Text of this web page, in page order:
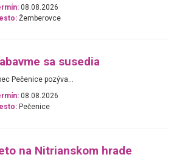
08.08.2026
Žemberovce
sa susedia
Pečenice pozýva...
08.08.2026
Pečenice
na Nitrianskom hrade